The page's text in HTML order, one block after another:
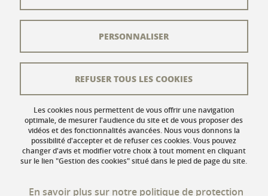
L'équipe éditoriale
Crédits
Mentions légales
Données personnelles
Gestion des cookies
Accessibilité : non conforme
Les cookies nous permettent de vous offrir une navigation
optimale, de mesurer l'audience du site et de vous proposer des
vidéos et des fonctionnalités avancées. Nous vous donnons la
possibilité d'accepter et de refuser ces cookies. Vous pouvez
changer d'avis et modifier votre choix à tout moment en cliquant
sur le lien "Gestion des cookies" situé dans le pied de page du site.
En savoir plus sur notre politique de protection
REFUSER TOUS LES COOKIES
PERSONNALISER